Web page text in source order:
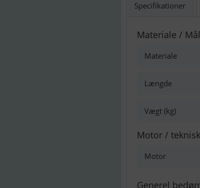
Specifikationer
Materiale /
Materiale
Længde
Vægt (kg)
Motor /
Motor
Generel